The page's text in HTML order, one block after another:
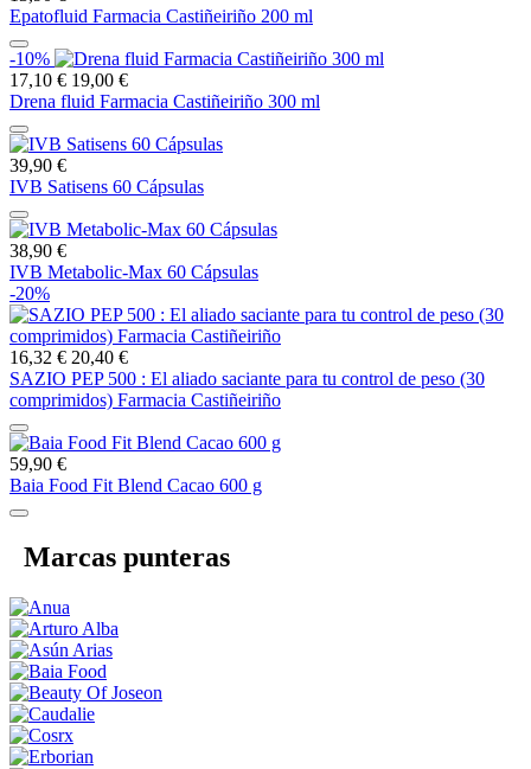
Epatofluid Farmacia Castiñeiriño 200 ml
-10%
17,10 € 19,00 €
Drena fluid Farmacia Castiñeiriño 300 ml
39,90 €
IVB Satisens 60 Cápsulas
38,90 €
IVB Metabolic-Max 60 Cápsulas
-20%
16,32 € 20,40 €
SAZIO PEP 500 : El aliado saciante para tu control de peso (30
comprimidos) Farmacia Castiñeiriño
59,90 €
Baia Food Fit Blend Cacao 600 g
Marcas punteras